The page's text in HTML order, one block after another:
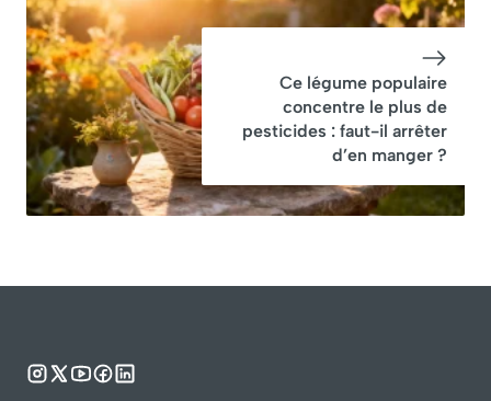
Ce légume populaire
concentre le plus de
pesticides : faut-il arrêter
d’en manger ?